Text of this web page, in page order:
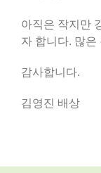
아직은 작지만
자 합니다. 많은
감사합니다.
김영진 배상